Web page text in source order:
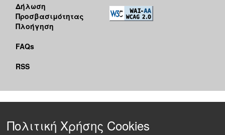
Δήλωση
Προσβασιμότητας
Πλοήγηση
FAQs
RSS
Πολιτική Χρήσης Cookies